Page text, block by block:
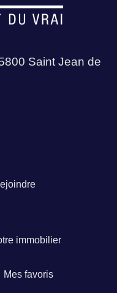
Saint Jean de
immobilier
Mes favoris